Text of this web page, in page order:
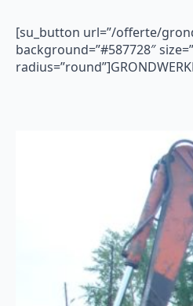
[su_button url=”/offerte/
background=”#587728″